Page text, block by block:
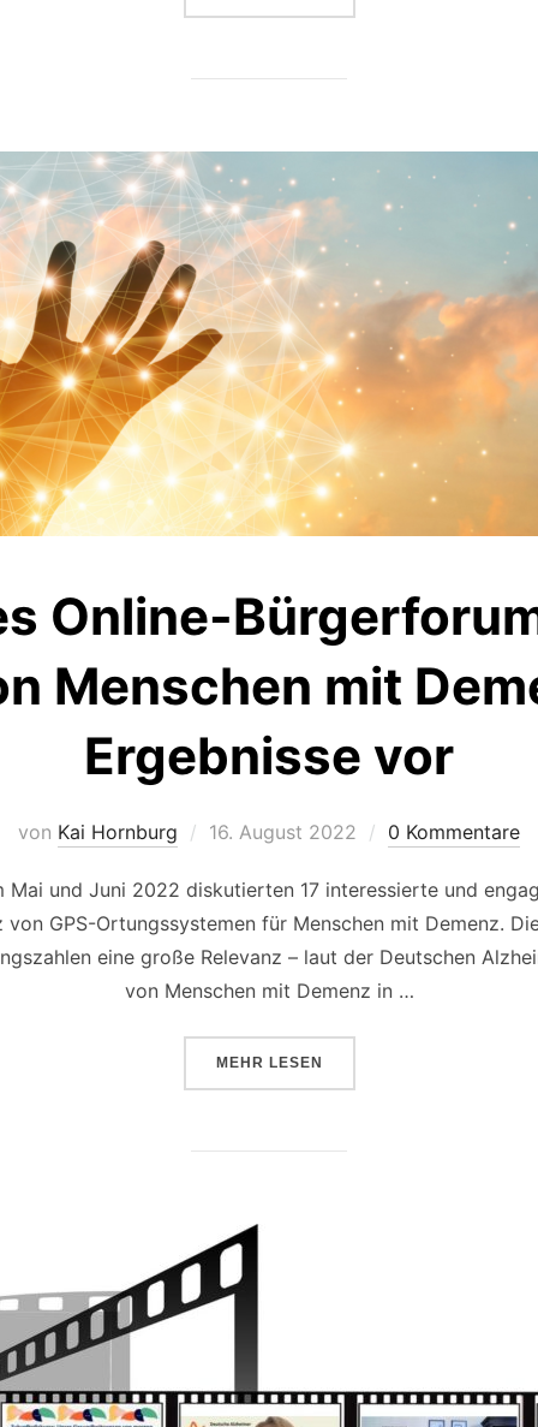
Online-
Menschen mit
Ergebnisse vor
von Kai Hornburg
Veröffentlicht
16. August 2022 0 Kommentare
Mai und Juni 2022 diskutierten 17 interessierte und
GPS-Ortungssystemen für Menschen mit Demenz.
eine große Relevanz – laut der Deutschen
von Menschen mit Demenz in …
MEHR ÜBER „INNOVATIVES ONLINE-
LESEN